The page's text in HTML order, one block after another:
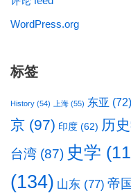
WordPress.org
标签
History (54) 上海 (55) 东亚 (72)
京 (97) 印度 (62) 历
台湾 (87) 史学
(134) 山东 (77) 帝